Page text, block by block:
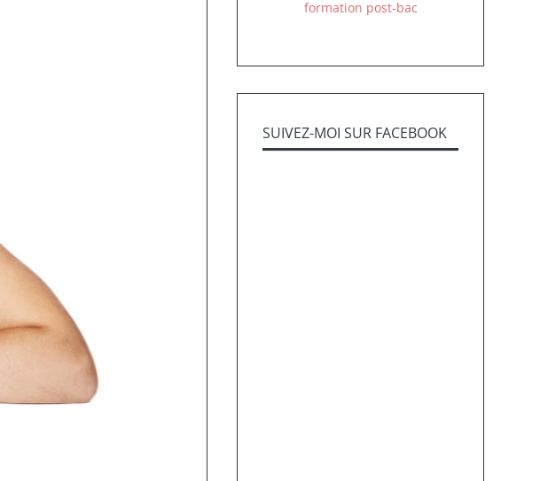
formation post-bac
SUIVEZ-MOI SUR FACEBOOK